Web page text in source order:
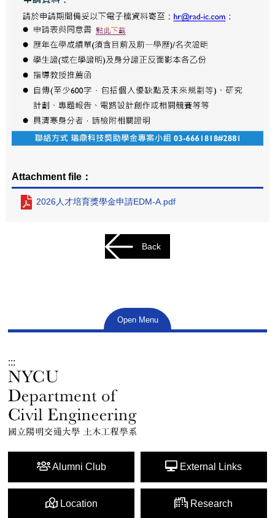
Attachment file：
2026人才培育獎學金申請EDM-A.pdf
Back
Open Menu
:::
Alumni Club External Links
Location Research